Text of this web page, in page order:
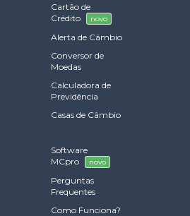
Cartão de
Crédito
novo
Alerta de Câmbio
Conversor de
Moedas
Calculadora de
Previdência
Casas de Câmbio
Software
MCpro
novo
Perguntas
Frequentes
Como Funciona?